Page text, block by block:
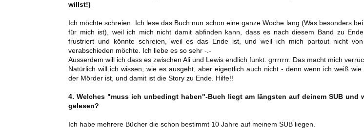
willst!)
Ich möchte schreien. Ich lese das Buch nun schon eine ganze Woche lang (Was besonders
für mich ist), weil ich mich nicht damit abfinden kann, dass es nach diesem Band zu
frustriert und könnte schreien, weil es das Ende ist, und weil ich mich partout nicht
verabschieden möchte. Ich liebe es so sehr -.-
Ausserdem will ich dass es zwischen Ali und Lewis endlich funkt. grrrrrrr. Das macht mich
Natürlich will ich wissen, wie es ausgeht, aber eigentlich auch nicht - denn wenn ich weiß
der Mörder ist, und damit ist die Story zu Ende. Hilfe!!
4. Welches "muss ich unbedingt haben"-Buch liegt am längsten auf deinem SUB und
gelesen?
Ich habe mehrere Bücher die schon bestimmt 10 Jahre auf meinem SUB liegen.